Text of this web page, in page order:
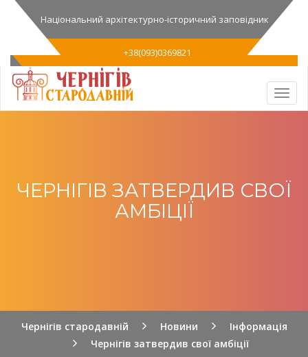
Національний архітектурно-історичний заповідник
+38(093)0369821
ЧЕРНІГІВ ЗАТВЕРДИВ СВОЇ
АМБІЦІЇ
Чернігів стародавній Новини
Інформація
Чернігів затвердив свої амбіції